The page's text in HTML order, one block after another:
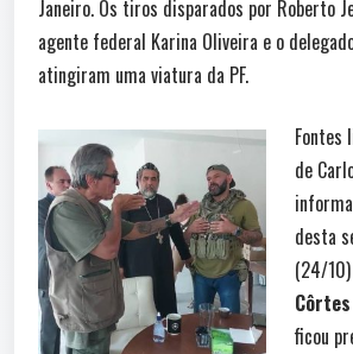
Janeiro. Os tiros disparados por Roberto
agente federal Karina Oliveira e o
atingiram uma viatura da PF.
Fontes
de
desta
(24/
Côrtes
ficou